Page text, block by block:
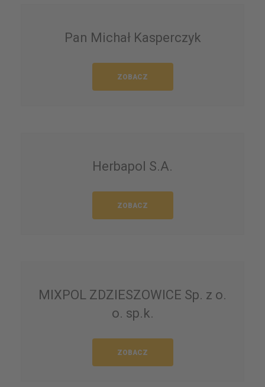
Pan Michał Kasperczyk
ZOBACZ
Herbapol S.A.
ZOBACZ
MIXPOL ZDZIESZOWICE Sp. z o.
o. sp.k.
ZOBACZ